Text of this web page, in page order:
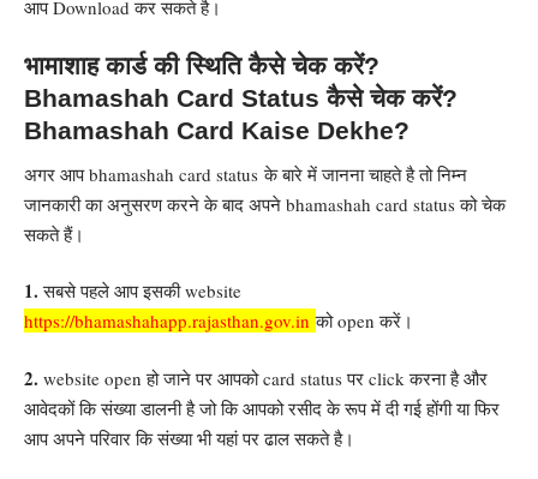
आप Download कर सकते है।
भामाशाह कार्ड की स्थिति कैसे चेक करें?
Bhamashah Card Statusकैसे चेक करें?
Bhamashah Card Kaise Dekhe?
अगर आप bhamashah card status के बारे में जानना चाहते है तो निम्न
जानकारी का अनुसरण करने के बाद अपने bhamashah card status को चेक
सकते हैं।
1. सबसे पहले आप इसकी website
https://bhamashahapp.rajasthan.gov.in को open करें।
2. website open हो जाने पर आपको card status पर click करना है और
आवेदकों कि संख्या डालनी है जो कि आपको रसीद के रूप में दी गई होंगी या फिर
आप अपने परिवार कि संख्या भी यहां पर ढाल सकते है।